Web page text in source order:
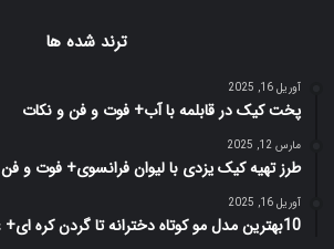
ترند شده ها
آوریل 16, 2025
پخت کیک در قابلمه با آب+ فوت و فن و نکات
مارس 12, 2025
طرز تهیه کیک یزدی با لیوان فرانسوی+ فوت و فن
آوریل 16, 2025
10بهترین مدل مو کوتاه دخترانه تا گردن کره ای+ عکس